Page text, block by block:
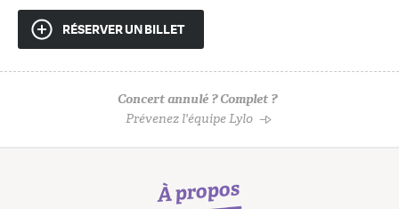
RÉSERVER UN BILLET
Concert annulé ? Complet ?
Prévenez l'équipe Lylo
À propos